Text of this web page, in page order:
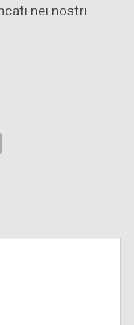
nei nostri